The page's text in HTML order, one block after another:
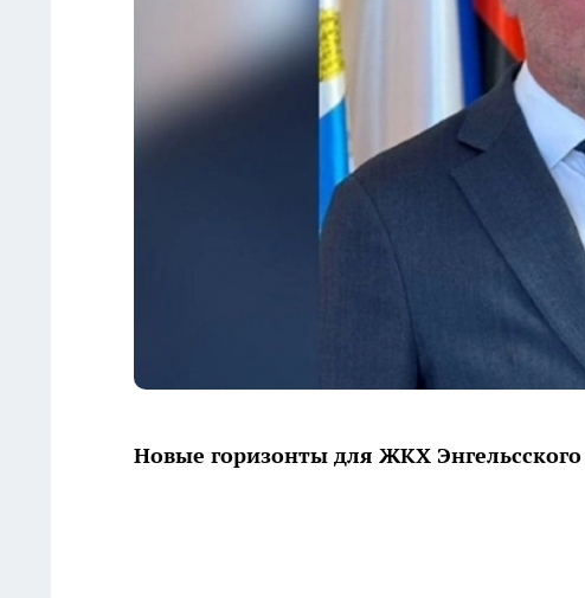
Новые горизонты для ЖКХ